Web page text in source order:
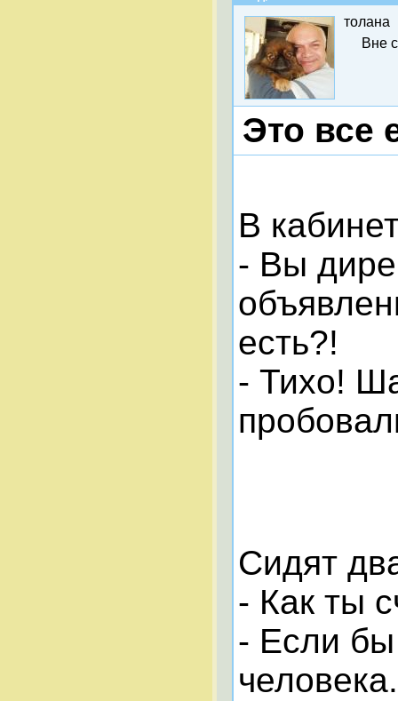
толана
Вне
Это все
В
- Вы
есть?!
- Тихо!
Сидят
- Как ты
- Если